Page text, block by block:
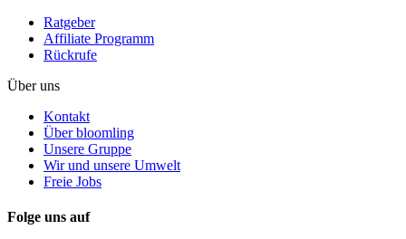
Ratgeber
Affiliate Programm
Rückrufe
Über uns
Kontakt
Über bloomling
Unsere Gruppe
Wir und unsere Umwelt
Freie Jobs
Folge uns auf